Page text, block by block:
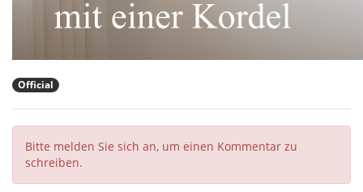
Official
Bitte melden Sie sich an, um einen Kommentar zu
schreiben.